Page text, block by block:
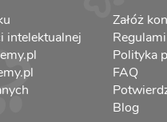
intelektualnej
Załóż
Polityka
FAQ
Blog